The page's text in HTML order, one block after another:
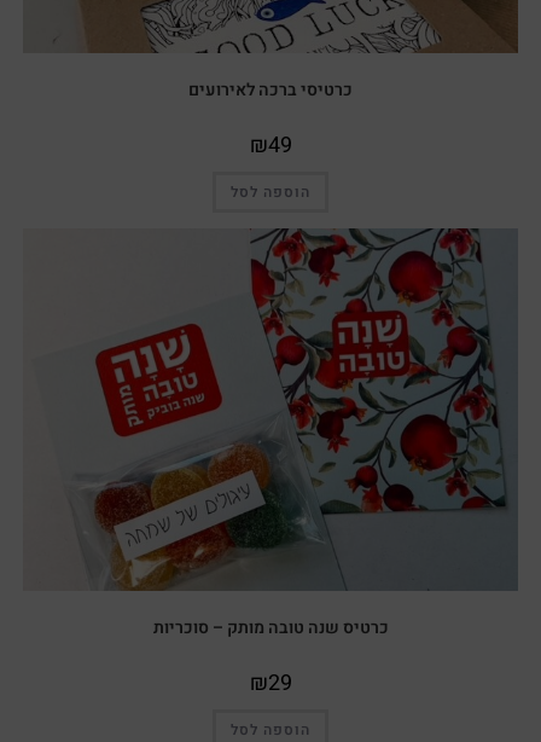
כרטיסי ברכה לאירועים
₪49
הוספה לסל
כרטיס שנה טובה מותק – סוכריות
₪29
הוספה לסל